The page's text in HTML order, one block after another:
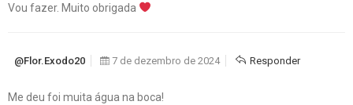
Vou fazer. Muito obrigada
@flor.Exodo20 7 de dezembro de 2024 Responder
Me deu foi muita água na boca!